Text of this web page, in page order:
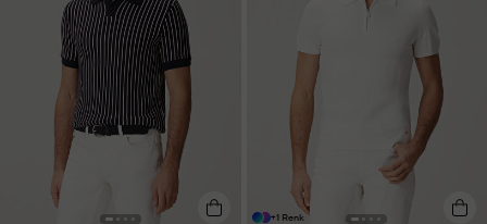
+1 Renk